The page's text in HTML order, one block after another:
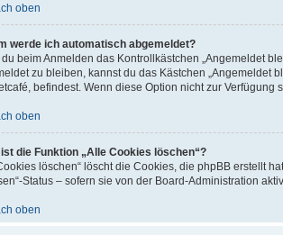
oben
werde ich automatisch abgemeldet?
beim Anmelden das Kontrollkästchen „Angemeldet
zu bleiben, kannst du das Kästchen „Angemeldet
befindest. Wenn diese Option nicht zur
oben
ist die Funktion „Alle Cookies löschen“?
löschen“ löscht die Cookies, die phpBB erstellt
Status – sofern sie von der Board-Administration
oben